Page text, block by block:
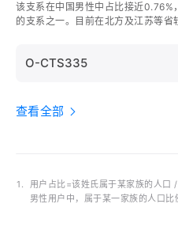
该支系在中国男性中占比接近
的支系之一。目前在北方及江苏等省
O-CTS335
查看全部
1.
用户占比=该姓氏属于某家族的人口
男性用户中，属于某一家族的人口比